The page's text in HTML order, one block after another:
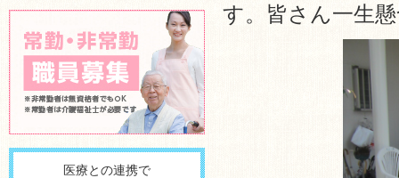
す。皆さん一生
医療との連携で